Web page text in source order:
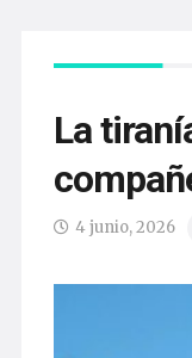
La
4 junio, 2026